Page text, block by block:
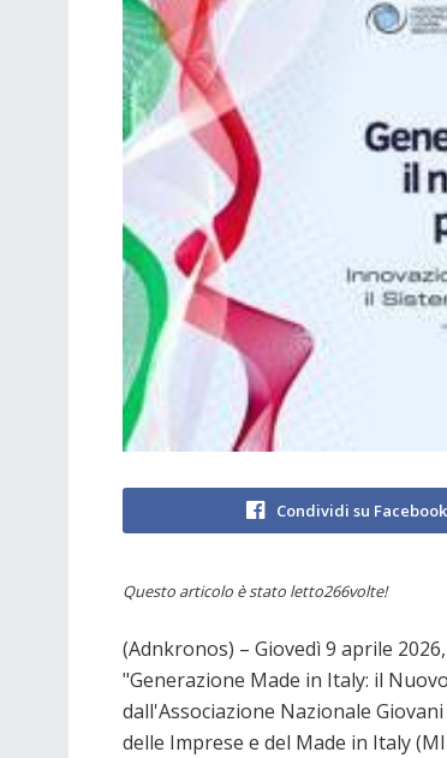
Condividi su Facebook
Questo articolo è stato letto266volte!
(Adnkronos) – Giovedì 9 aprile
"Generazione Made in Italy: il
dall'Associazione Nazionale
delle Imprese e del Made in Italy